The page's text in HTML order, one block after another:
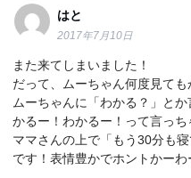
はと
2017年7月10日
また来てしまいました！
だって、ムーちゃん何度見て
ムーちゃんに「わかる？」と
かるー！わかるー！って言っ
ママさんの上で「もう30分も
です！表情豊かでホントかーわ